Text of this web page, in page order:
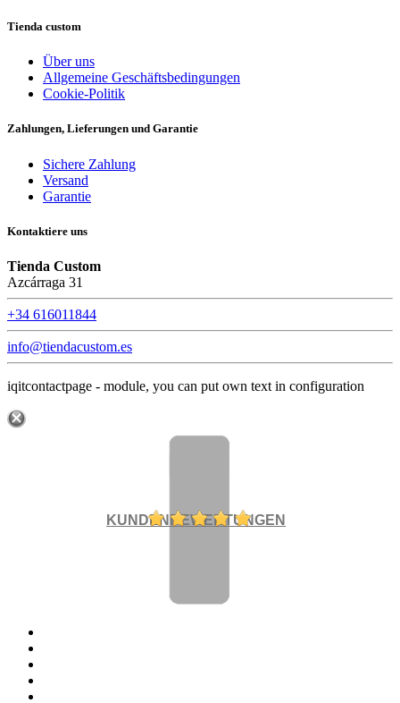
Tienda custom
Über uns
Allgemeine Geschäftsbedingungen
Cookie-Politik
Zahlungen, Lieferungen und Garantie
Sichere Zahlung
Versand
Garantie
Kontaktiere uns
Tienda Custom
Azcárraga 31
+34 616011844
info@tiendacustom.es
iqitcontactpage - module, you can put own text in configuration
KUNDENBEWERTUNGEN